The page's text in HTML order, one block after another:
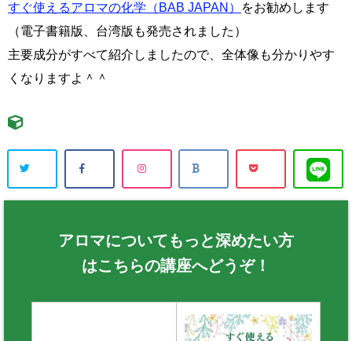
すぐ使えるアロマの化学（BAB JAPAN）
をお勧めします
（電子書籍版、台湾版も発売されました）
主要成分がすべて紹介しましたので、全体像も分かりやす
くなりますよ＾＾
アロマについてもっと深めたい方
はこちらの講座へどうぞ！